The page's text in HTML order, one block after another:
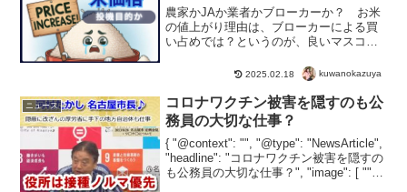
農家かJAか業者かブローカーか？ お米
の値上がり理由は、ブローカーによる買
い占めでは？というのが、良いマスコミ
に出回っているはずの「消えた21万トン
のコメ」。お米の価格が急騰した原因
に、他業者が投資的に買...
2025.02.18 kuwanokazuya
ニュース
コロナワクチン被害を隠すのも公
務員の大切な仕事？
{ "@context": "", "@type": "NewsArticle",
"headline": "コロナワクチン被害を隠すの
も公務員の大切な仕事？", "image": [ "" ],